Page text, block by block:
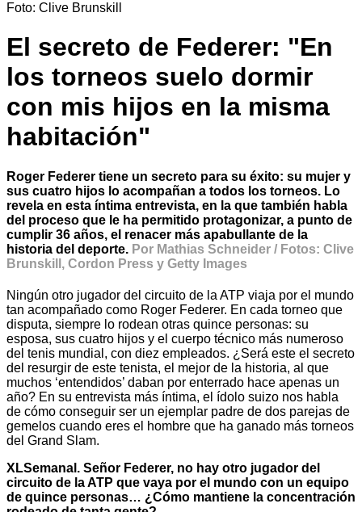
Foto: Clive Brunskill
El secreto de Federer: "En
los torneos suelo dormir
con mis hijos en la misma
habitación"
Roger Federer tiene un secreto para su éxito: su mujer y
sus cuatro hijos lo acompañan a todos los torneos. Lo
revela en esta íntima entrevista, en la que también habla
del proceso que le ha permitido protagonizar, a punto de
cumplir 36 años, el renacer más apabullante de la
historia del deporte. Por Mathias Schneider / Fotos: Clive
Brunskill, Cordon Press y Getty Images
Ningún otro jugador del circuito de la ATP viaja por el mundo
tan acompañado como Roger Federer. En cada torneo que
disputa, siempre lo rodean otras quince personas: su
esposa, sus cuatro hijos y el cuerpo técnico más numeroso
del tenis mundial, con diez empleados. ¿Será este el secreto
del resurgir de este tenista, el mejor de la historia, al que
muchos ‘entendidos’ daban por enterrado hace apenas un
año? En su entrevista más íntima, el ídolo suizo nos habla
de cómo conseguir ser un ejemplar padre de dos parejas de
gemelos cuando eres el hombre que ha ganado más torneos
del Grand Slam.
XLSemanal. Señor Federer, no hay otro jugador del
circuito de la ATP que vaya por el mundo con un equipo
de quince personas… ¿Cómo mantiene la concentración